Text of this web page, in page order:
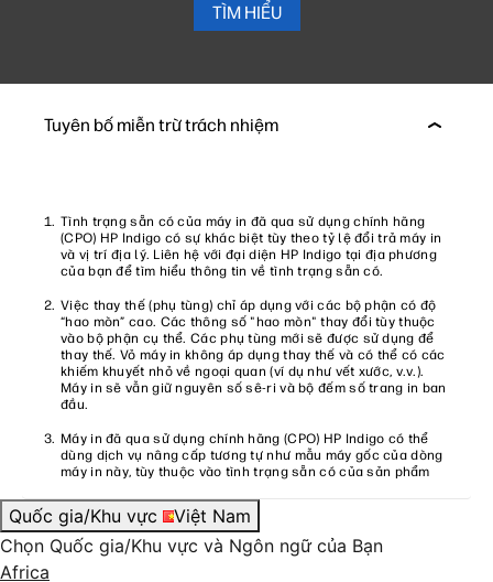
TÌM HIỂU
Tuyên bố miễn trừ trách nhiệm
Tình trạng sẵn có của máy in đã qua sử dụng chính hãng
(CPO) HP Indigo có sự khác biệt tùy theo tỷ lệ đổi trả máy in
và vị trí địa lý. Liên hệ với đại diện HP Indigo tại địa phương
của bạn để tìm hiểu thông tin về tình trạng sẵn có.
Việc thay thế (phụ tùng) chỉ áp dụng với các bộ phận có độ
“hao mòn” cao. Các thông số "hao mòn" thay đổi tùy thuộc
vào bộ phận cụ thể. Các phụ tùng mới sẽ được sử dụng để
thay thế. Vỏ máy in không áp dụng thay thế và có thể có các
khiếm khuyết nhỏ về ngoại quan (ví dụ như vết xước, v.v.).
Máy in sẽ vẫn giữ nguyên số sê-ri và bộ đếm số trang in ban
đầu.
Máy in đã qua sử dụng chính hãng (CPO) HP Indigo có thể
dùng dịch vụ nâng cấp tương tự như mẫu máy gốc của dòng
máy in này, tùy thuộc vào tình trạng sẵn có của sản phẩm
Quốc gia/Khu vực
Việt Nam
Chọn Quốc gia/Khu vực và Ngôn ngữ của Bạn
Africa